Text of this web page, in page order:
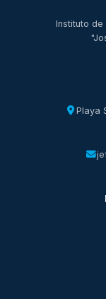
Instituto
Playa